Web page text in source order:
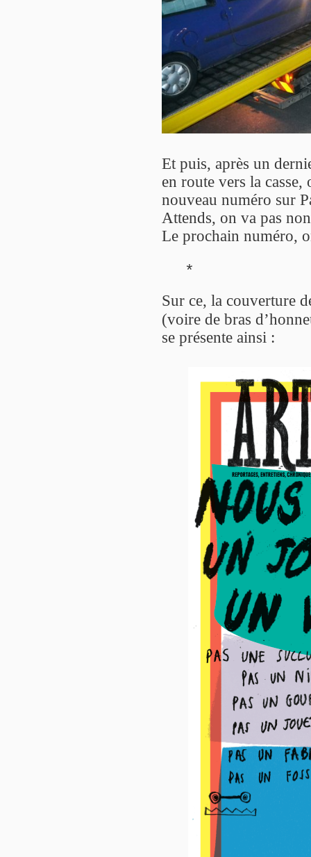
Et puis, après un
en route vers la
nouveau numéro sur
Attends, on va pas
Le prochain numéro,
*
Sur ce, la couverture
(voire de bras
se présente ainsi :